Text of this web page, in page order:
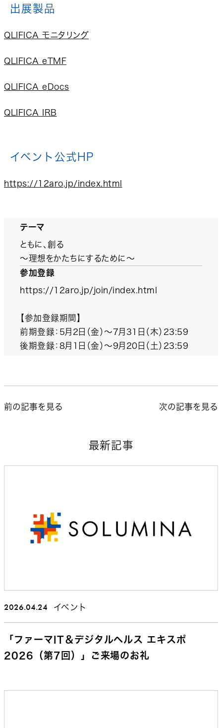
出展製品
QLIFICA モニタリング
QLIFICA eTMF
QLIFICA eDocs
QLIFICA IRB
イベント公式HP
https://12aro.jp/index.html
テーマ
ともに、創る
～理想をかたちにするために～
参加登録
https://12aro.jp/join/index.html
【参加登録期間】
前期登録：5月2日（金）～7月31日（木）23:59
後期登録：8月1日（金）～9月20日（土）23:59
前の記事を見る 次の記事を見る
最新記事
2026.04.24 イベント
「ファーマIT＆デジタルヘルス エキスポ
2026（第7回）」ご来場のお礼